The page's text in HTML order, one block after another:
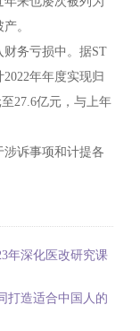
。
务亏损中。据ST
年年度实现归
27.6亿元，与上年
诉事项和计提各
年深化医改研究课
打造适合中国人的